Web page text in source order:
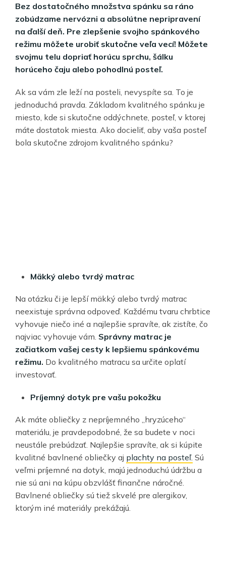
Bez dostatočného množstva spánku sa ráno
zobúdzame nervózni a absolútne nepripravení
na ďalší deň. Pre zlepšenie svojho spánkového
režimu môžete urobiť skutočne veľa vecí! Môžete
svojmu telu dopriať horúcu sprchu, šálku
horúceho čaju alebo pohodlnú posteľ.
Ak sa vám zle leží na posteli, nevyspíte sa. To je
jednoduchá pravda. Základom kvalitného spánku je
miesto, kde si skutočne oddýchnete, posteľ, v ktorej
máte dostatok miesta. Ako docieliť, aby vaša posteľ
bola skutočne zdrojom kvalitného spánku?
Mäkký alebo tvrdý matrac
Na otázku či je lepší mäkký alebo tvrdý matrac
neexistuje správna odpoveď. Každému tvaru chrbtice
vyhovuje niečo iné a najlepšie spravíte, ak zistíte, čo
najviac vyhovuje vám. Správny matrac je
začiatkom vašej cesty k lepšiemu spánkovému
režimu. Do kvalitného matracu sa určite oplatí
investovať.
Príjemný dotyk pre vašu pokožku
Ak máte obliečky z nepríjemného „hryzúceho“
materiálu, je pravdepodobné, že sa budete v noci
neustále prebúdzať. Najlepšie spravíte, ak si kúpite
kvalitné bavlnené obliečky aj plachty na posteľ. Sú
veľmi príjemné na dotyk, majú jednoduchú údržbu a
nie sú ani na kúpu obzvlášť finančne náročné.
Bavlnené obliečky sú tiež skvelé pre alergikov,
ktorým iné materiály prekážajú.